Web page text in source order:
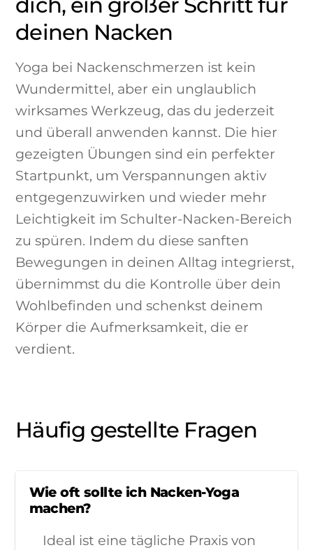
deinen Nacken
Yoga bei Nackenschmerzen ist kein
Wundermittel, aber ein unglaublich
wirksames Werkzeug, das du jederzeit
und überall anwenden kannst. Die hier
gezeigten Übungen sind ein perfekter
Startpunkt, um Verspannungen aktiv
entgegenzuwirken und wieder mehr
Leichtigkeit im Schulter-Nacken-Bereich
zu spüren. Indem du diese sanften
Bewegungen in deinen Alltag integrierst,
übernimmst du die Kontrolle über dein
Wohlbefinden und schenkst deinem
Körper die Aufmerksamkeit, die er
verdient.
Häufig gestellte Fragen
Wie oft sollte ich Nacken-Yoga
machen?
Ideal ist eine tägliche Praxis von